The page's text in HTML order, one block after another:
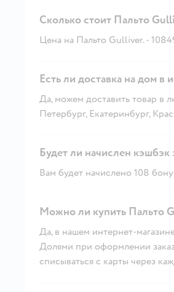
Сколько стоит Пальто
Цена на Пальто Gullivеr. -
Есть ли доставка на дом в
Да, можем доставить товар в
Петербург, Екатеринбург,
Будет ли начислен кэшбэк
Вам будет начислено 108
Можно ли купить Пальто
Да, в нашем интернет-
Долями при оформлении
списываться с карты через